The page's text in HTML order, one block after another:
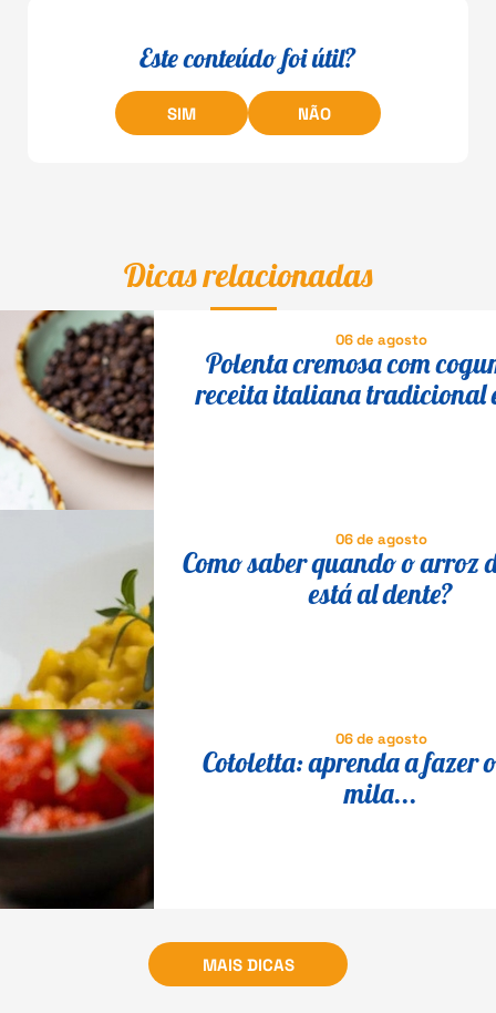
Este conteúdo foi útil?
SIM NÃO
Dicas relacionadas
06 de agosto
Polenta cremosa com
receita italiana tradicional
06 de agosto
Como saber quando o arroz
está al dente?
06 de agosto
Cotoletta: aprenda a fazer
mila...
MAIS DICAS